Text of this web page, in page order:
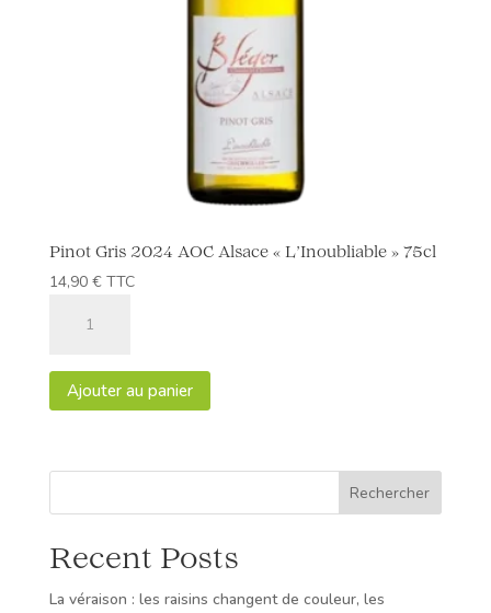
Pinot Gris 2024 AOC Alsace « L’Inoubliable » 75cl
14,90 € TTC
Gris
2024
75cl
Ajouter au panier
Rechercher
Recent Posts
La véraison : les raisins changent de couleur, les